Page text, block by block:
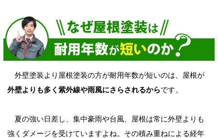
外壁塗装より屋根塗装の方が耐用年数が短いのは、屋根が
外壁よりも多く紫外線や雨風にさらされるからです。
夏の強い日差し、集中豪雨や台風、屋根は常に外壁よりも
強くダメージを受けていますよね。その積み重ねによる経年